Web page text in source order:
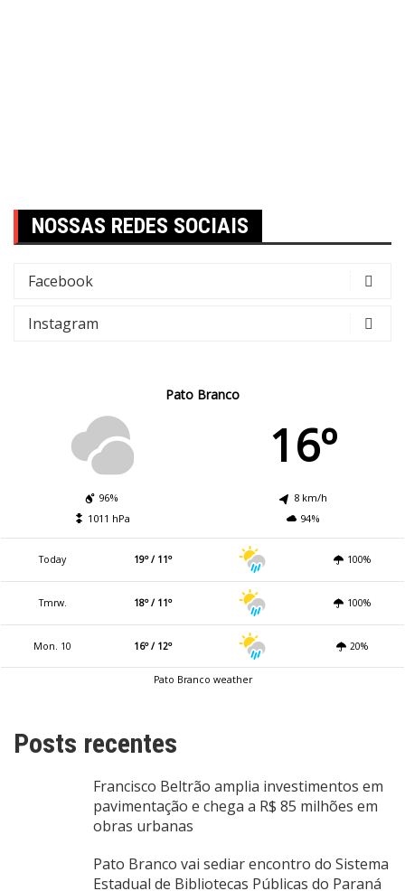
NOSSAS REDES SOCIAIS
Facebook
Instagram
Pato Branco
16º
96%
8 km/h
1011 hPa
94%
Today 19º / 11º 100%
Tmrw. 18º / 11º 100%
Mon. 10 16º / 12º 20%
Pato Branco weather
Posts recentes
Francisco Beltrão amplia investimentos em
pavimentação e chega a R$ 85 milhões em
obras urbanas
Pato Branco vai sediar encontro do Sistema
Estadual de Bibliotecas Públicas do Paraná